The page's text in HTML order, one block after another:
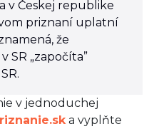
v Českej republike
priznaní uplatní
že
SR „započíta”
v jednoduchej
a vyplňte